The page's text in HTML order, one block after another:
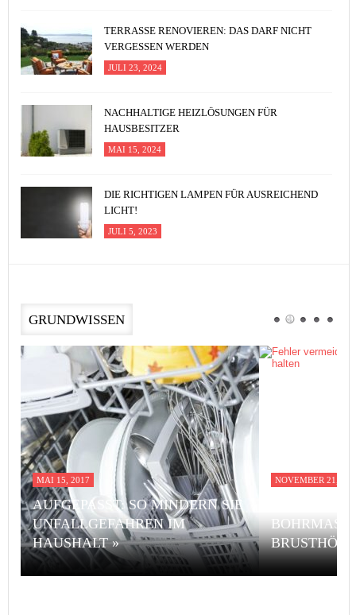
TERRASSE RENOVIEREN: DAS DARF NICHT
VERGESSEN WERDEN
JULI 23, 2024
NACHHALTIGE HEIZLÖSUNGEN FÜR
HAUSBESITZER
MAI 15, 2024
DIE RICHTIGEN LAMPEN FÜR AUSREICHEND
LICHT!
JULI 5, 2023
GRUNDWISSEN
MAI 15, 2017
AUFGEPASST: SO MINDERN SIE
UNFALLGEFAHREN IM
HAUSHALT »
NOVEMBER 21,